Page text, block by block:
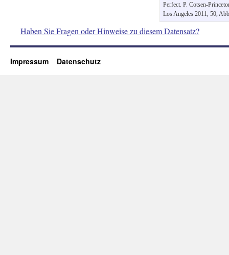
Perfect. P. Cotsen-
Los Angeles 2011, 50,
Haben Sie Fragen oder Hinweise zu diesem Datensatz?
Impressum Datenschutz